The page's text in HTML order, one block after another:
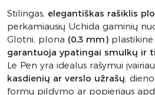
Stilingas, elegantiškas rašiklis
perkamiausių Uchida gaminių
Glotni, plona (0,3 mm)
garantuoja ypatingai smulkų ir
Le Pen yra idealus rašymui
kasdienių ar verslo užrašų,
formų pildymo ar popieriaus